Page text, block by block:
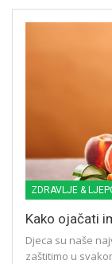
ZDRAVLJE &
Kako ojačati
Djeca su naše
zaštitimo u